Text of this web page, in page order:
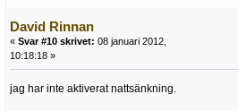
David Rinnan
« Svar #10 skrivet: 08 januari 2012,
10:18:18 »
jag har inte aktiverat nattsänkning.